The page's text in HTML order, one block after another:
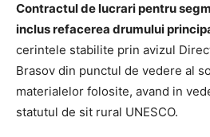
Contractul de lucrari pentru
inclus refacerea drumului
cerintele stabilite prin avizul
Brasov din punctul de vedere al
materialelor folosite, avand in
statutul de sit rural UNESCO.